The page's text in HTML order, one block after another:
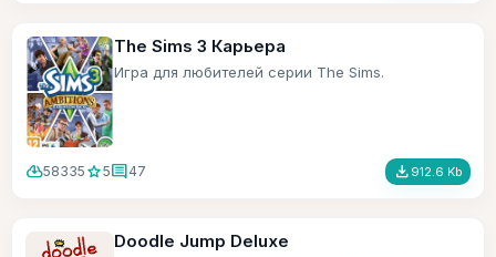
The Sims 3 Карьера
Игра для любителей серии The Sims.
cloud_download58335 star5comment47 file_download 912.6 Kb
Doodle Jump Deluxe